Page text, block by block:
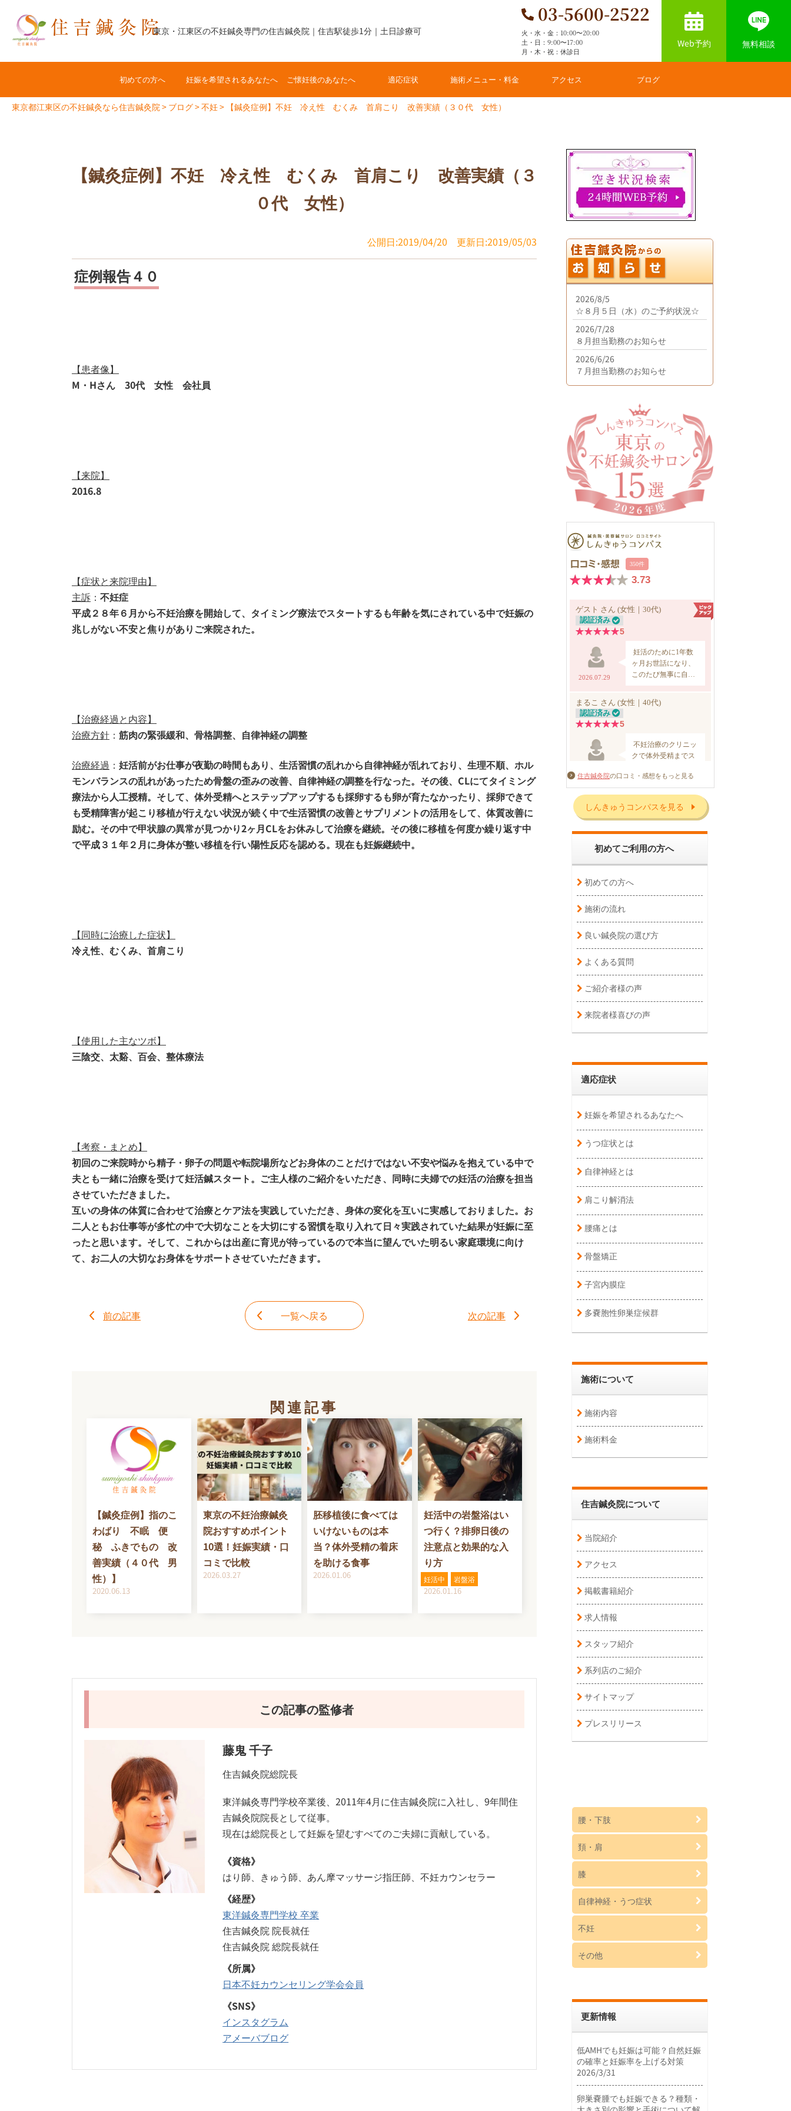
東京・江東区の不妊鍼灸専門の住吉鍼灸院｜住吉駅徒歩1分｜土日診療可
03-5600-2522
火・水・金：10:00〜20:00
土・日：9:00〜17:00
月・木・祝：休診日
Web予約 無料相談
初めての方へ 妊娠を希望されるあなたへ ご懐妊後のあなたへ 適応症状 施術メニュー・料金 アクセス ブログ
東京都江東区の不妊鍼灸なら住吉鍼灸院> ブログ>不妊> 【鍼灸症例】不妊 冷え性 むくみ 首肩こり 改善実績（３０代 女性）
【鍼灸症例】不妊 冷え性 むくみ 首肩こり 改善実績（３
０代 女性）
公開日:2019/04/20 更新日:2019/05/03
症例報告４０
【患者像】
M・Hさん 30代 女性 会社員
【来院】
2016.8
【症状と来院理由】
主訴 ： 不妊症
平成２８年６月から不妊治療を開始して、タイミング療法でスタートするも年齢を気にされている中で妊娠の
兆しがない不安と焦りがありご来院された。
【治療経過と内容】
治療方針 ： 筋肉の緊張緩和、骨格調整、自律神経の調整
治療経過 ： 妊活前がお仕事が夜勤の時間もあり、生活習慣の乱れから自律神経が乱れており、生理不順、ホル
モンバランスの乱れがあったため骨盤の歪みの改善、自律神経の調整を行なった。その後、CLにてタイミング
療法から人工授精。そして、体外受精へとステップアップするも採卵するも卵が育たなかったり、採卵できて
も受精障害が起こり移植が行えない状況が続く中で生活習慣の改善とサプリメントの活用をして、体質改善に
励む。その中で甲状腺の異常が見つかり2ヶ月CLをお休みして治療を継続。その後に移植を何度か繰り返す中
で平成３１年２月に身体が整い移植を行い陽性反応を認める。現在も妊娠継続中。
【同時に治療した症状】
冷え性、むくみ、首肩こり
【使用した主なツボ】
三陰交、太谿、百会、整体療法
【考察・まとめ】
初回のご来院時から精子・卵子の問題や転院場所などお身体のことだけではない不安や悩みを抱えている中で
夫とも一緒に治療を受けて妊活鍼スタート。ご主人様のご紹介をいただき、同時に夫婦での妊活の治療を担当
させていただきました。
互いの身体の体質に合わせて治療とケア法を実践していただき、身体の変化を互いに実感しておりました。お
二人ともお仕事等が多忙の中で大切なことを大切にする習慣を取り入れて日々実践されていた結果が妊娠に至
ったと思います。そして、これからは出産に育児が待っているので本当に望んでいた明るい家庭環境に向け
て、お二人の大切なお身体をサポートさせていただきます。
前の記事 一覧へ戻る 次の記事
関連記事
【鍼灸症例】指のこ
わばり 不眠 便
秘 ふきでもの 改
善実績（４０代 男
性）】
2020.06.13
東京の不妊治療鍼灸
院おすすめポイント
10選！妊娠実績・口
コミで比較
2026.03.27
胚移植後に食べては
いけないものは本
当？体外受精の着床
を助ける食事
2026.01.06
妊活中の岩盤浴はい
つ行く？排卵日後の
注意点と効果的な入
り方
妊活中 岩盤浴
2026.01.16
この記事の監修者
藤鬼 千子
住吉鍼灸院総院長
東洋鍼灸専門学校卒業後、2011年4月に住吉鍼灸院に入社し、9年間住
吉鍼灸院院長として従事。
現在は総院長として妊娠を望むすべてのご夫婦に貢献している。
《資格》
はり師、きゅう師、あん摩マッサージ指圧師、不妊カウンセラー
《経歴》
東洋鍼灸専門学校 卒業
住吉鍼灸院 院長就任
住吉鍼灸院 総院長就任
《所属》
日本不妊カウンセリング学会会員
《SNS》
インスタグラム
アメーバブログ
2026/8/5
☆８月５日（水）のご予約状況☆
2026/7/28
８月担当勤務のお知らせ
2026/6/26
７月担当勤務のお知らせ
住吉鍼灸院の口コミ・感想をもっと見る
しんきゅうコンパスを見る
初めてご利用の方へ
初めての方へ
施術の流れ
良い鍼灸院の選び方
よくある質問
ご紹介者様の声
来院者様喜びの声
適応症状
妊娠を希望されるあなたへ
うつ症状とは
自律神経とは
肩こり解消法
腰痛とは
骨盤矯正
子宮内膜症
多嚢胞性卵巣症候群
施術について
施術内容
施術料金
住吉鍼灸院について
当院紹介
アクセス
掲載書籍紹介
求人情報
スタッフ紹介
系列店のご紹介
サイトマップ
プレスリリース
腰・下肢
頚・肩
膝
自律神経・うつ症状
不妊
その他
更新情報
低AMHでも妊娠は可能？自然妊娠
の確率と妊娠率を上げる対策
2026/3/31
卵巣嚢腫でも妊娠できる？種類・